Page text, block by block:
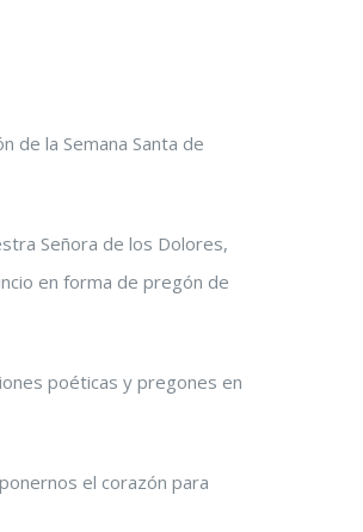
de la Semana Santa de
Señora de los Dolores,
en forma de pregón de
poéticas y pregones en
el corazón para